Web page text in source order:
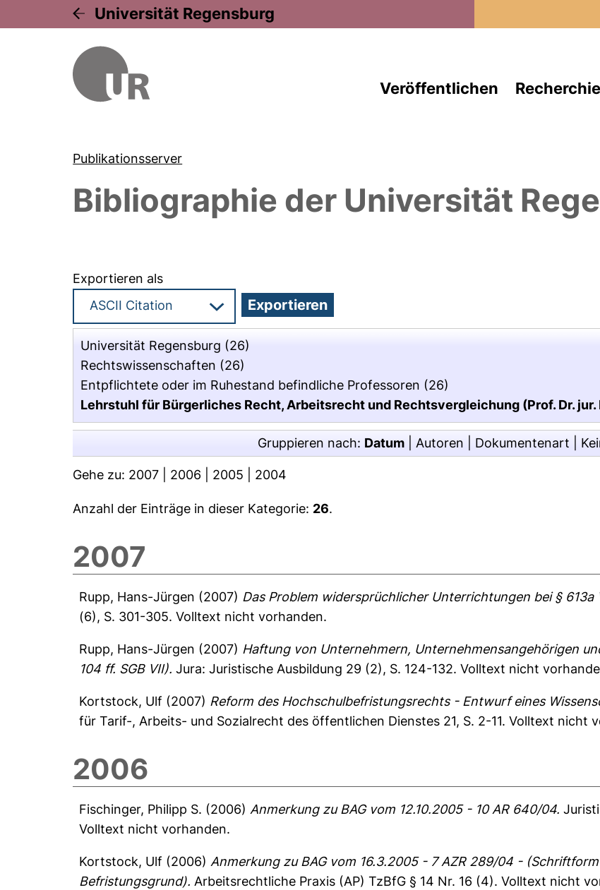
Universität Regensburg
Veröffentlichen
Publikationsserver
Bibliographie der Universität
Exportieren als
Universität Regensburg (26)
Rechtswissenschaften (26)
Entpflichtete oder im Ruhestand befindliche Professoren (26)
Lehrstuhl für Bürgerliches Recht, Arbeitsrecht und Rechtsvergleichung (Prof. Dr. jur.
Gruppieren nach: Datum Autoren Dokumentenart
Gehe zu: 2007 2006 2005 2004
Anzahl der Einträge in dieser Kategorie: 26.
2007
Rupp, Hans-Jürgen (2007) Das Problem widersprüchlicher Unterrichtungen bei § 613a
(6), S. 301-305.Volltext nicht vorhanden.
Rupp, Hans-Jürgen (2007) Haftung von Unternehmern, Unternehmensangehörigen
104 ff. SGB VII). Jura: Juristische Ausbildung 29 (2), S. 124-132.Volltext nicht
Kortstock, Ulf (2007) Reform des Hochschulbefristungsrechts - Entwurf eines
für Tarif-, Arbeits- und Sozialrecht des öffentlichen Dienstes 21, S. 2-11.Volltext nicht
2006
Fischinger, Philipp S. (2006) Anmerkung zu BAG vom 12.10.2005 - 10 AR 640/04.
Volltext nicht vorhanden.
Kortstock, Ulf (2006) Anmerkung zu BAG vom 16.3.2005 - 7 AZR 289/04 -
Befristungsgrund). Arbeitsrechtliche Praxis (AP) TzBfG § 14 Nr. 16 (4).Volltext nicht